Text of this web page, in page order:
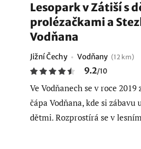
Lesopark v Zátiší s
prolézačkami a
Vodňana
Jižní Čechy Vodňany (12 km)
9.2/10
Ve Vodňanech se v roce
čápa Vodňana, kde si zábavu
dětmi. Rozprostírá se v